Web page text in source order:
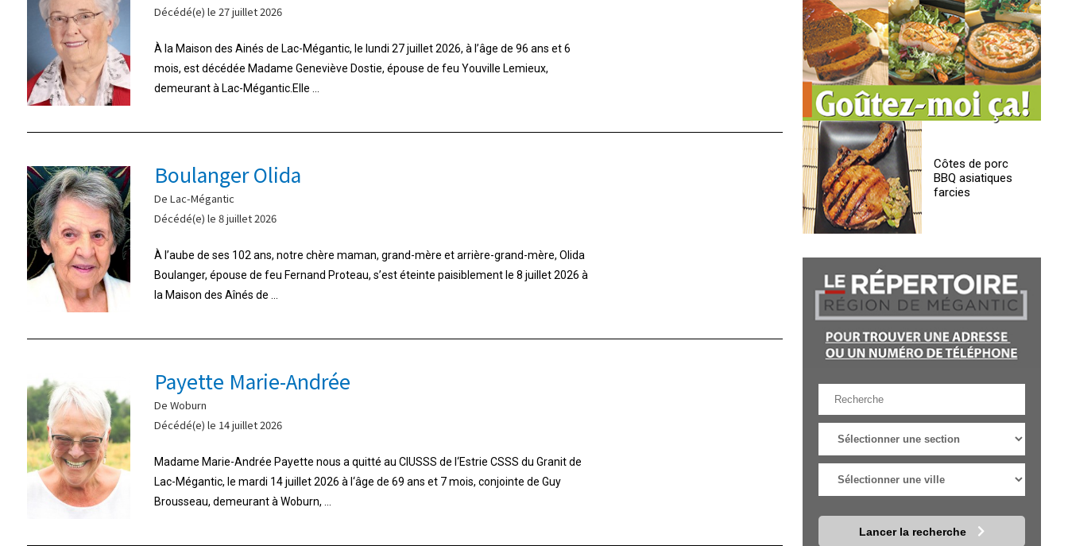
Décédé(e) le 27 juillet 2026
À la Maison des Ainés de Lac-Mégantic, le lundi 27 juillet 2026, à l’âge de 96 ans et 6
mois, est décédée Madame Geneviève Dostie, épouse de feu Youville Lemieux,
demeurant à Lac-Mégantic.Elle ...
Boulanger Olida
De Lac-Mégantic
Décédé(e) le 8 juillet 2026
À l’aube de ses 102 ans, notre chère maman, grand-mère et arrière-grand-mère, Olida
Boulanger, épouse de feu Fernand Proteau, s’est éteinte paisiblement le 8 juillet 2026 à
la Maison des Aînés de ...
Payette Marie-Andrée
De Woburn
Décédé(e) le 14 juillet 2026
Madame Marie-Andrée Payette nous a quitté au CIUSSS de l‘Estrie CSSS du Granit de
Lac-Mégantic, le mardi 14 juillet 2026 à l‘âge de 69 ans et 7 mois, conjointe de Guy
Brousseau, demeurant à Woburn, ...
Côtes de porc
BBQ asiatiques
farcies
Lancer la recherche